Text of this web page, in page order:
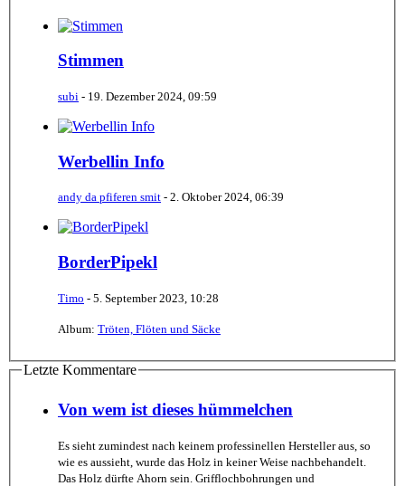
Stimmen
subi - 19. Dezember 2024, 09:59
Werbellin Info
andy da pfiferen smit - 2. Oktober 2024, 06:39
BorderPipekl
Timo - 5. September 2023, 10:28
Album: Tröten, Flöten und Säcke
Letzte Kommentare
Von wem ist dieses hümmelchen
Es sieht zumindest nach keinem professinellen Hersteller aus, so
wie es aussieht, wurde das Holz in keiner Weise nachbehandelt.
Das Holz dürfte Ahorn sein. Grifflochbohrungen und